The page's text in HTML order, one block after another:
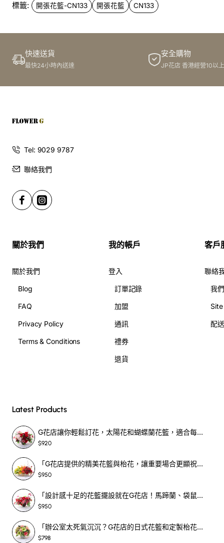
標籤: 開張花籃-CN133 開張花籃 CN133
快速送貨
最快24小時內送達
安全購物
JP花店 香港經營10以
Tel: 9029 9787
聯絡我們
關於我們
關於我們
Blog
FAQ
Privacy Policy
Terms & Conditions
我的帳戶
登入
訂單記錄
加盟
通訊
禮券
退貨
客戶
聯絡
我
配
Latest Products
G花店讓你輕鬆訂花，太陽花和蝴蝶蘭花籃，適合每個重要時刻！-SF390
$920
「G花店提供的精美花籃與枱花，讓重要場合更顯祝賀與喜悅，適合各種用場！」-SF398
$950
「設計感十足的花籃擺設就在G花店！馬蹄蘭、袋鼠爪、罌粟花，為你的重大場合增光添彩！」-SF209
$950
「辦公室太死氣沉沉？G花店的日式花籃和定製枱花，為你帶來新鮮感！」-SF465
$798